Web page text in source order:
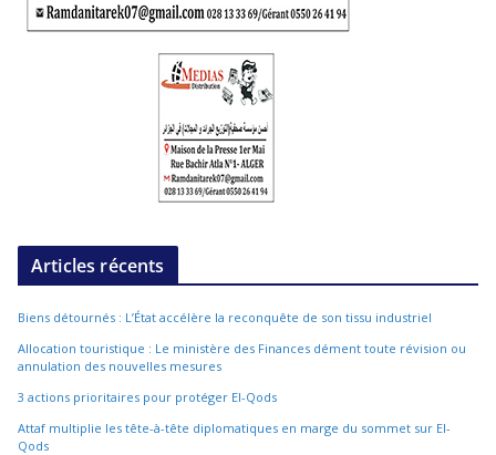
Articles récents
Biens détournés : L’État accélère la reconquête de son tissu industriel
Allocation touristique : Le ministère des Finances dément toute révision ou
annulation des nouvelles mesures
3 actions prioritaires pour protéger El-Qods
Attaf multiplie les tête-à-tête diplomatiques en marge du sommet sur El-
Qods